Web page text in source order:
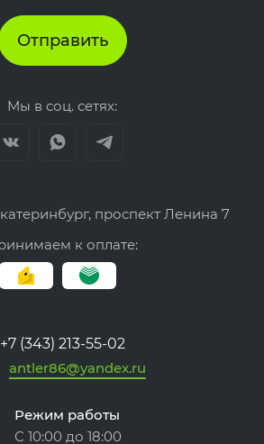
Отправить
Мы в соц. сетях:
проспект Ленина 7
к оплате:
+7 (343) 213-55-02
antler86@yandex.ru
Режим работы
С 10:00 до 18:00